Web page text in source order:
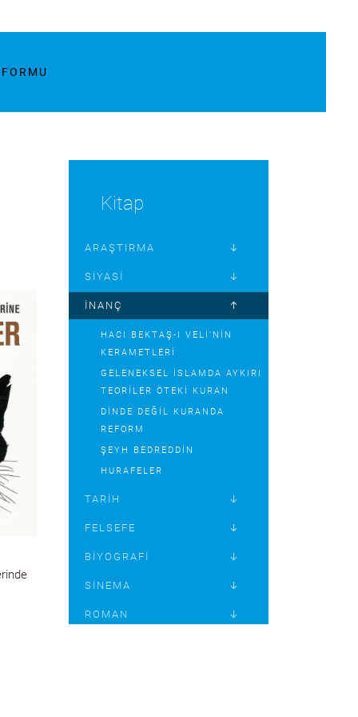
Kitap
ARAŞTIRMA
SIYASI
İNANÇ
HACI BEKTAŞ-I VELI’NIN
KERAMETLERI
GELENEKSEL İSLAMDA AYKIRI
TEORILER ÖTEKI KURAN
DINDE DEĞIL KURANDA
REFORM
ŞEYH BEDREDDİN
HURAFELER
TARIH
FELSEFE
BIYOGRAFI
SINEMA
ROMAN